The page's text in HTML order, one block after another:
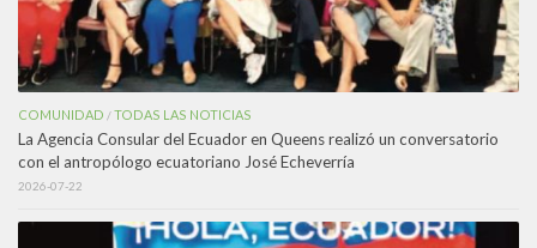
COMUNIDAD /TODAS LAS NOTICIAS
La Agencia Consular del Ecuador en Queens realizó un conversatorio
con el antropólogo ecuatoriano José Echeverría
2026-07-22